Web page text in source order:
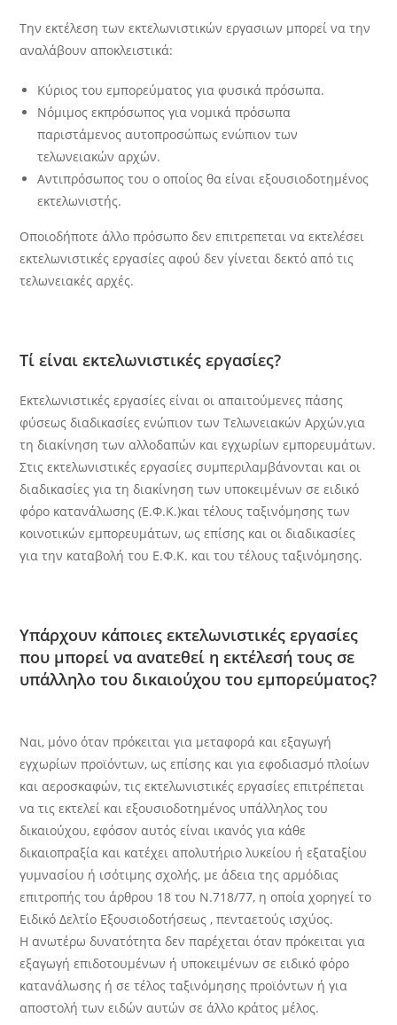
Την εκτέλεση των εκτελωνιστικών εργασιων μπορεί να την
αναλάβουν αποκλειστικά:
Κύριος του εμπορεύματος για φυσικά πρόσωπα.
Νόμιμος εκπρόσωπος για νομικά πρόσωπα
παριστάμενος αυτοπροσώπως ενώπιον των
τελωνειακών αρχών.
Αντιπρόσωπος του ο οποίος θα είναι εξουσιοδοτημένος
εκτελωνιστής.
Οποιοδήποτε άλλο πρόσωπο δεν επιτρεπεται να εκτελέσει
εκτελωνιστικές εργασίες αφού δεν γίνεται δεκτό από τις
τελωνειακές αρχές.
Τί είναι εκτελωνιστικές εργασίες?
Εκτελωνιστικές εργασίες είναι οι απαιτούμενες πάσης
φύσεως διαδικασίες ενώπιον των Τελωνειακών Αρχών,για
τη διακίνηση των αλλοδαπών και εγχωρίων εμπορευμάτων.
Στις εκτελωνιστικές εργασίες συμπεριλαμβάνονται και οι
διαδικασίες για τη διακίνηση των υποκειμένων σε ειδικό
φόρο κατανάλωσης (Ε.Φ.Κ.)και τέλους ταξινόμησης των
κοινοτικών εμπορευμάτων, ως επίσης και οι διαδικασίες
για την καταβολή του Ε.Φ.Κ. και του τέλους ταξινόμησης.​
Υπάρχουν κάποιες εκτελωνιστικές εργασίες
που μπορεί να ανατεθεί η εκτέλεσή τους σε
υπάλληλο του δικαιούχου του εμπορεύματος?
Ναι, μόνο όταν πρόκειται για μεταφορά και εξαγωγή
εγχωρίων προϊόντων, ως επίσης και για εφοδιασμό πλοίων
και αεροσκαφών, τις εκτελωνιστικές εργασίες επιτρέπεται
να τις εκτελεί και εξουσιοδοτημένος υπάλληλος του
δικαιούχου, εφόσον αυτός είναι ικανός για κάθε
δικαιοπραξία και κατέχει απολυτήριο λυκείου ή εξαταξίου
γυμνασίου ή ισότιμης σχολής, με άδεια της αρμόδιας
επιτροπής του άρθρου 18 του Ν.718/77, η οποία χορηγεί το
Ειδικό Δελτίο Εξουσιοδοτήσεως , πενταετούς ισχύος.
Η ανωτέρω δυνατότητα δεν παρέχεται όταν πρόκειται για
εξαγωγή επιδοτουμένων ή υποκειμένων σε ειδικό φόρο
κατανάλωσης ή σε τέλος ταξινόμησης προϊόντων ή για
αποστολή των ειδών αυτών σε άλλο κράτος μέλος.